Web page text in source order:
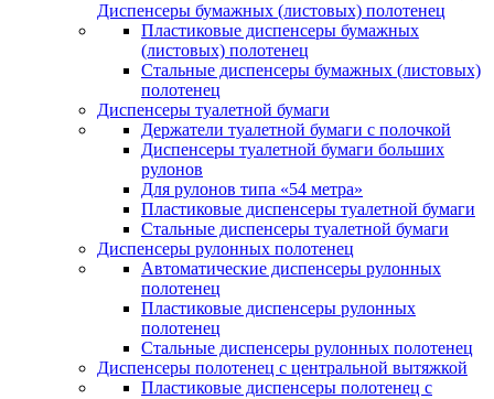
Диспенсеры бумажных (листовых) полотенец
Пластиковые диспенсеры бумажных
(листовых) полотенец
Стальные диспенсеры бумажных (листовых)
полотенец
Диспенсеры туалетной бумаги
Держатели туалетной бумаги с полочкой
Диспенсеры туалетной бумаги больших
рулонов
Для рулонов типа «54 метра»
Пластиковые диспенсеры туалетной бумаги
Стальные диспенсеры туалетной бумаги
Диспенсеры рулонных полотенец
Автоматические диспенсеры рулонных
полотенец
Пластиковые диспенсеры рулонных
полотенец
Стальные диспенсеры рулонных полотенец
Диспенсеры полотенец с центральной вытяжкой
Пластиковые диспенсеры полотенец с